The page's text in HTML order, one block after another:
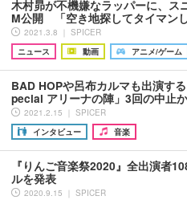
木村昴が不機嫌なラッパーに、ス
M公開 「空き地探してタイマン
2021.3.8 ｜ SPICER
ニュース
動画 アニメ/ゲーム
BAD HOPや呂布カルマも出演す
pecial アリーナの陣」3回の中止
2021.2.15 ｜ SPICER
インタビュー
音楽
『りんご音楽祭2020』全出演者
ルを発表
2020.9.15 ｜ SPICER